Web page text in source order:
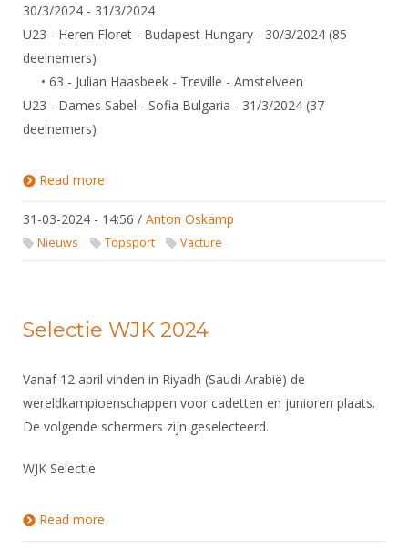
30/3/2024 - 31/3/2024
U23 - Heren Floret - Budapest Hungary - 30/3/2024 (85
deelnemers)
• 63 - Julian Haasbeek - Treville - Amstelveen
U23 - Dames Sabel - Sofia Bulgaria - 31/3/2024 (37
deelnemers)
Read more
31-03-2024 - 14:56 / Anton Oskamp
Nieuws Topsport Vacture
Selectie WJK 2024
Vanaf 12 april vinden in Riyadh (Saudi-Arabië) de
wereldkampioenschappen voor cadetten en junioren plaats.
De volgende schermers zijn geselecteerd.
WJK Selectie
Read more